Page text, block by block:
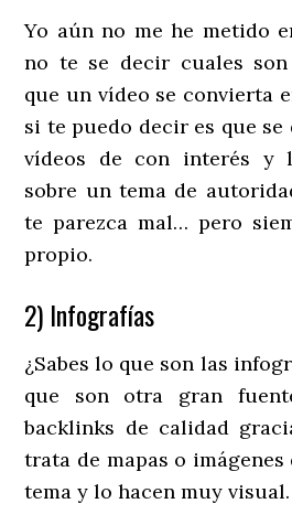
Yo aún no me he metido
no te se decir cuales
que un vídeo se convierta
si te puedo decir es que
vídeos de con interés y
sobre un tema de
te parezca mal… pero
propio.
2) Infografías
¿Sabes lo que son las
que son otra gran
backlinks de calidad
trata de mapas o
tema y lo hacen muy visual.